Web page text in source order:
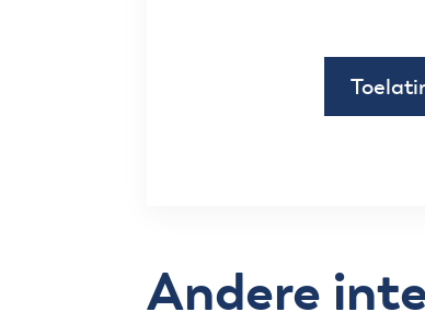
Andere